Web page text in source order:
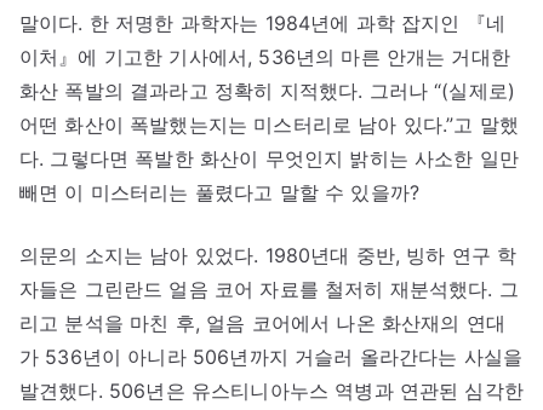
말이다. 한 저명한 과학자는 1984년에 과학 잡지인 『네
이처』에 기고한 기사에서, 536년의 마른 안개는 거대한
화산 폭발의 결과라고 정확히 지적했다. 그러나 “(실제로)
어떤 화산이 폭발했는지는 미스터리로 남아 있다.”고 말했
다. 그렇다면 폭발한 화산이 무엇인지 밝히는 사소한 일만
빼면 이 미스터리는 풀렸다고 말할 수 있을까?
의문의 소지는 남아 있었다. 1980년대 중반, 빙하 연구 학
자들은 그린란드 얼음 코어 자료를 철저히 재분석했다. 그
리고 분석을 마친 후, 얼음 코어에서 나온 화산재의 연대
가 536년이 아니라 506년까지 거슬러 올라간다는 사실을
발견했다. 506년은 유스티니아누스 역병과 연관된 심각한